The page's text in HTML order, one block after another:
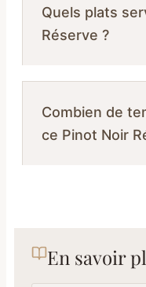
Quels plats
Réserve ?
Combien de
ce Pinot Noir
En savoir